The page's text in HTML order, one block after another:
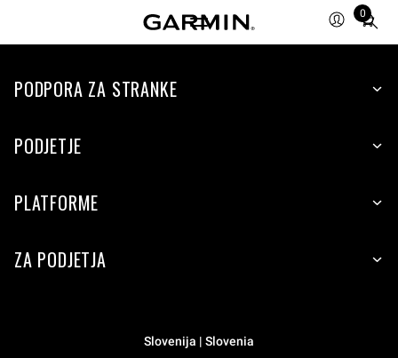
0
Total
items
cart:
PODPORA ZA STRANKE
PODJETJE
PLATFORME
ZA PODJETJA
Slovenija | Slovenia